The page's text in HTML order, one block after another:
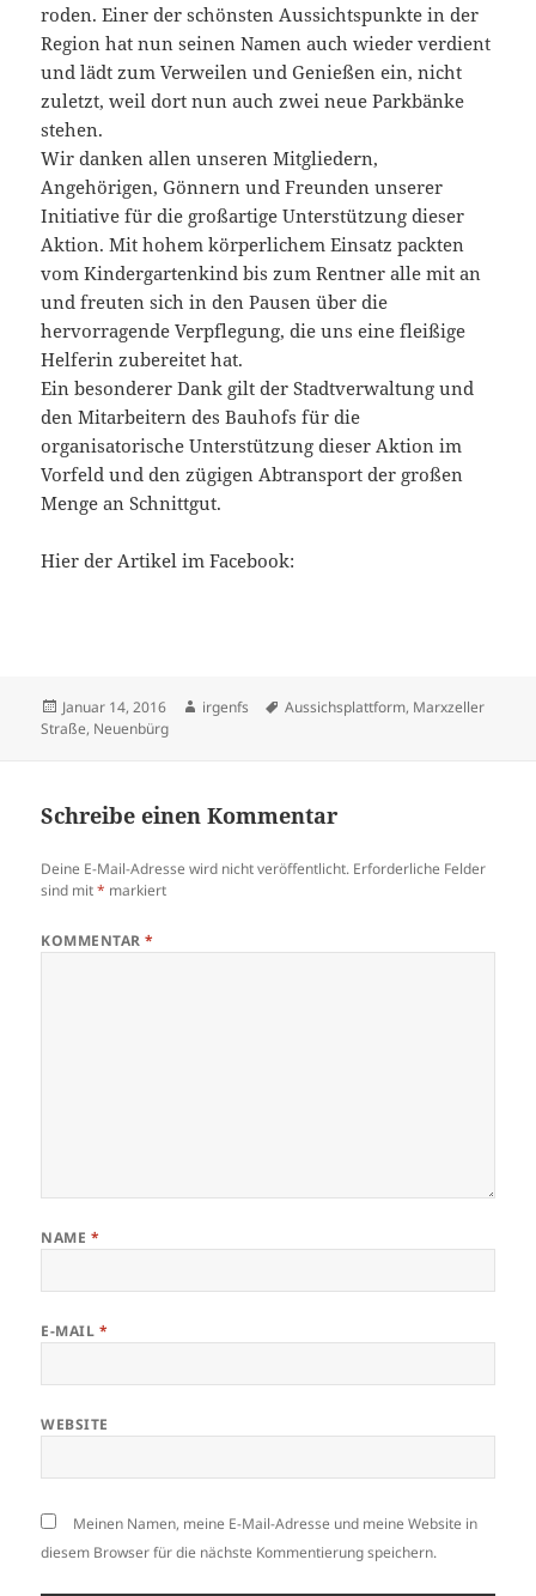
roden. Einer der schönsten Aussichtspunkte in der
Region hat nun seinen Namen auch wieder verdient
und lädt zum Verweilen und Genießen ein, nicht
zuletzt, weil dort nun auch zwei neue Parkbänke
stehen.
Wir danken allen unseren Mitgliedern,
Angehörigen, Gönnern und Freunden unserer
Initiative für die großartige Unterstützung dieser
Aktion. Mit hohem körperlichem Einsatz packten
vom Kindergartenkind bis zum Rentner alle mit an
und freuten sich in den Pausen über die
hervorragende Verpflegung, die uns eine fleißige
Helferin zubereitet hat.
Ein besonderer Dank gilt der Stadtverwaltung und
den Mitarbeitern des Bauhofs für die
organisatorische Unterstützung dieser Aktion im
Vorfeld und den zügigen Abtransport der großen
Menge an Schnittgut.
Hier der Artikel im Facebook:
Veröffentlicht
am
Januar 14, 2016 Autor
irgenfs Schlagwörter
Aussichsplattform, Marxzeller
Straße, Neuenbürg
Schreibe einen Kommentar
Deine E-Mail-Adresse wird nicht veröffentlicht. Erforderliche Felder
sind mit* markiert
KOMMENTAR*
NAME *
E-MAIL *
WEBSITE
Meinen Namen, meine E-Mail-Adresse und meine Website in
diesem Browser für die nächste Kommentierung speichern.